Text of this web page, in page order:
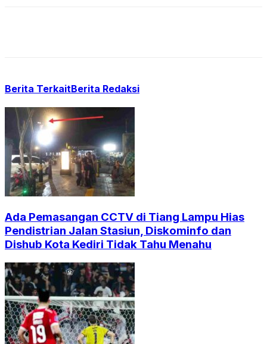
Berita TerkaitBerita Redaksi
Ada Pemasangan CCTV di Tiang Lampu Hias
Pendistrian Jalan Stasiun, Diskominfo dan
Dishub Kota Kediri Tidak Tahu Menahu